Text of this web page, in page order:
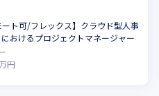
ート可/フレックス】クラウド型人事
おけるプロジェクトマネージャー
万円